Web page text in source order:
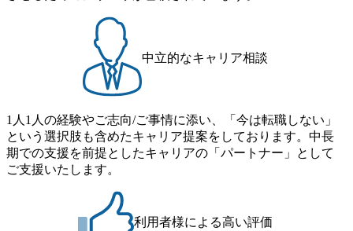
できる 2026年8月21日(金) 19:30〜21:30 (19:20開場) 2026年8
月12日(水) 16:00 ※参加状況によっては抽選とさせていただ
く可能性がございます。 このたび、ファーム経験者の方を
対象にした懇親会形式の採用イベント「サロンイベント」
を開催いたします。 カジュアルな場で現場社員と直接交流
できる機会ですので、ぜひご参加ください。 当日はXspear
Consulting代表取締役の早田とMDやその他現場社員が複数
名参加する予定です！ ●費用 : 無料 虎ノ門ヒルズ付近 ※詳
細な場所については参加者の方へ個別でご連絡いたしま
す。 コンサルファームにてマネージャー以上の職務を担当
ンスも大きい。 代表インタビュー https://note.com/dirbato/n/n0
a040c36b128 Forbes JAPAN BrandVoice Studio 「使命はテクノ
ロジーで企業の可能性を引き出すこと。日本に求められるI
Tコンサルタントという伴走者」 https://forbesjapan.com/article
s/detail/67452 Forbes JAPAN BrandVoice Studio 「コンサル業
界におけるIT人材価値再興。Dirbatoの最前線パートナーが
切り開くテクノロジーの変革」 https://forbesjapan.com/articles/
preview/68657?preview=TAI1oir8Coe5Df3zuZhtd24YfH72/Zzdm
BTIEMOnWUWREjOFLO1IL1KPEi4dgCbb Forbes JAPAN Bra
ndVoice Studio 「求めるのは、競争と連帯 。IT特化の急成長
ファーム・Dirbatoの社員支援」 https://forbesjapan.com/articles/
detail/69848 MyViision企業インタビュー① https://my-vision.co.
jp/consulting-firm/dirbato/interview01 MyViision企業インタビュ
中立的なキャリア相談
1人1人の経験やご志向/ご事情に添い、「今は転職しない」
という選択肢も含めたキャリア提案をしております。中長
期での支援を前提としたキャリアの「パートナー」として
ご支援いたします。
利用者様による高い評価